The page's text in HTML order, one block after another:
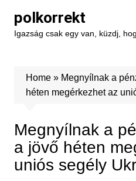
content
polkorrekt
Igazság csak egy van, küzdj,
Home» Megnyílnak a
héten megérkezhet az
Megnyílnak a
a jövő héten
uniós segély